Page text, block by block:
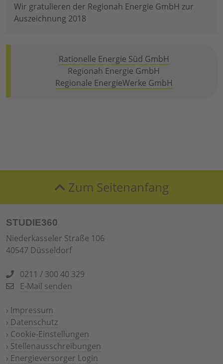
Wir gratulieren der Regionah Energie GmbH zur
Auszeichnung 2018
Rationelle Energie Süd GmbH
Regionah Energie GmbH
Regionale EnergieWerke GmbH
Zum Seitenanfang
STUDIE360
Niederkasseler Straße 106
40547 Düsseldorf
0211 / 300 40 329
E-Mail senden
› Impressum
› Datenschutz
› Cookie-Einstellungen
› Stellenausschreibungen
› Energieversorger Login